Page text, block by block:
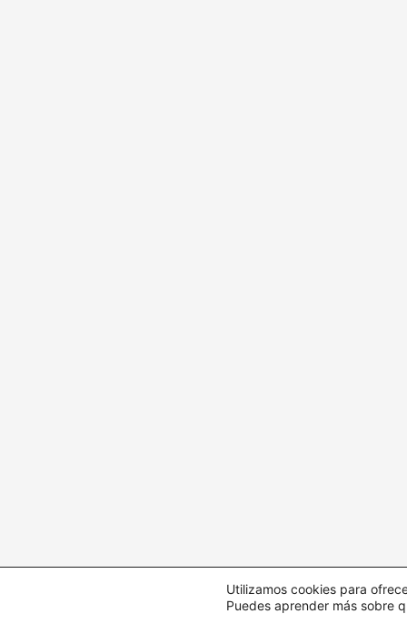
Utilizamos cookies para
Puedes aprender más sobre